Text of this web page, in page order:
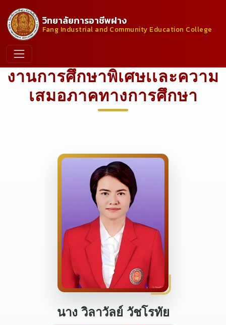
วิทยาลัยการอาชีพฝาง
Fang Industrial and Community Education College
งานการศึกษาพิเศษเเละความ
เสมอภาคทางการศึกษา
นาง วิลาวัลย์ วัชโรทัย